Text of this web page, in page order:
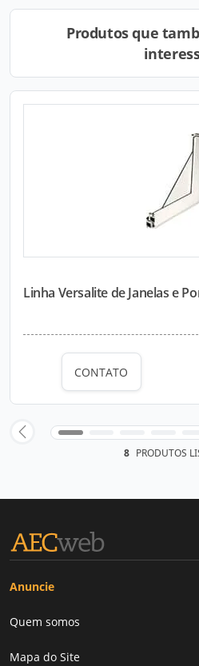
Produtos que
Linha Versalite de Janelas e
CONTATO
8 PRODUTOS
Anuncie
Quem somos
Mapa do Site